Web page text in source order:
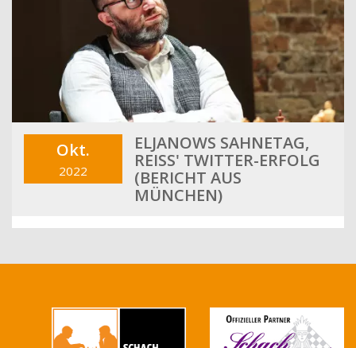
Okt.
2022
ELJANOWS SAHNETAG,
REISS' TWITTER-ERFOLG (
BERICHT AUS M
ÜNCHEN)